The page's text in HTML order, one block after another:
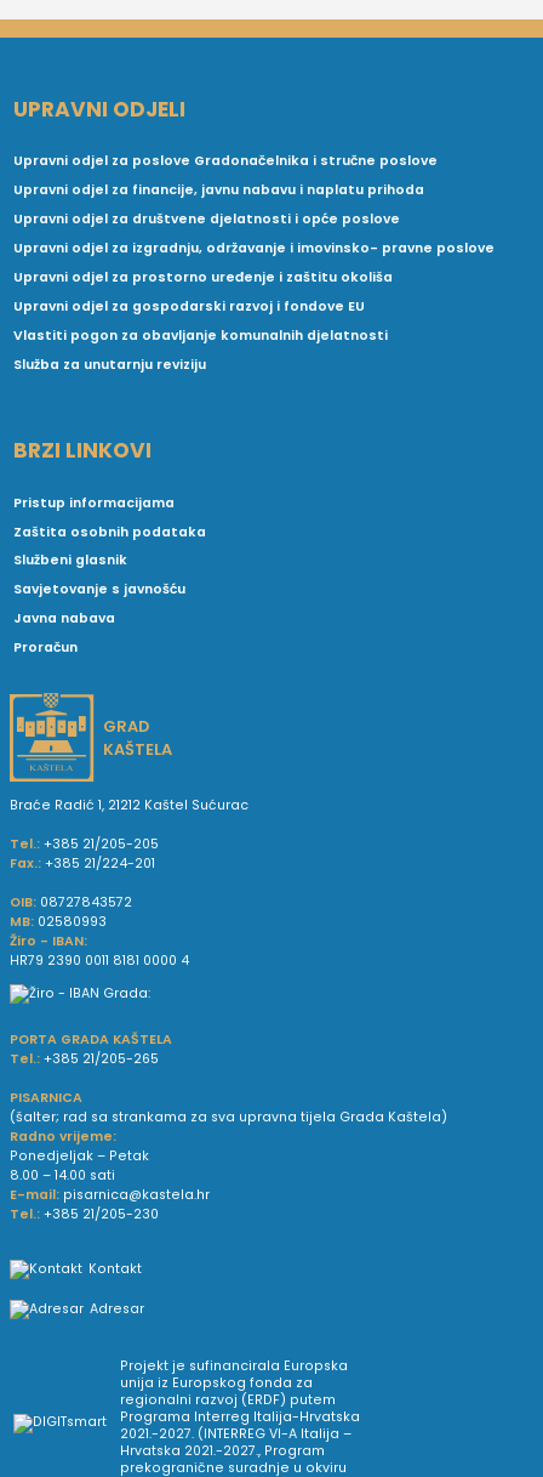
UPRAVNI ODJELI
Upravni odjel za poslove Gradonačelnika i stručne poslove
Upravni odjel za financije, javnu nabavu i naplatu prihoda
Upravni odjel za društvene djelatnosti i opće poslove
Upravni odjel za izgradnju, održavanje i imovinsko- pravne poslove
Upravni odjel za prostorno uređenje i zaštitu okoliša
Upravni odjel za gospodarski razvoj i fondove EU
Vlastiti pogon za obavljanje komunalnih djelatnosti
Služba za unutarnju reviziju
BRZI LINKOVI
Pristup informacijama
Zaštita osobnih podataka
Službeni glasnik
Savjetovanje s javnošću
Javna nabava
Proračun
GRAD
KAŠTELA
Braće Radić 1, 21212 Kaštel Sućurac
Tel.: +385 21/205-205
Fax.: +385 21/224-201
OIB: 08727843572
MB: 02580993
Žiro - IBAN:
HR79 2390 0011 8181 0000 4
PORTA GRADA KAŠTELA
Tel.: +385 21/205-265
PISARNICA
(šalter; rad sa strankama za sva upravna tijela Grada Kaštela)
Radno vrijeme:
Ponedjeljak – Petak
8.00 – 14.00 sati
E-mail: pisarnica@kastela.hr
Tel.: +385 21/205-230
Kontakt
Adresar
Projekt je sufinancirala Europska
unija iz Europskog fonda za
regionalni razvoj (ERDF) putem
Programa Interreg Italija-Hrvatska
2021.-2027. (INTERREG VI-A Italija –
Hrvatska 2021.-2027., Program
prekogranične suradnje u okviru